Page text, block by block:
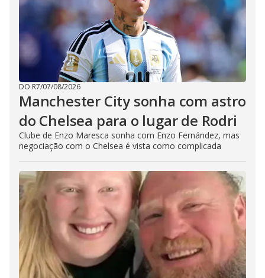
DO R7/07/08/2026
Manchester City sonha com astro
do Chelsea para o lugar de Rodri
Clube de Enzo Maresca sonha com Enzo Fernández, mas
negociação com o Chelsea é vista como complicada